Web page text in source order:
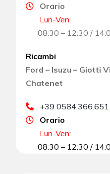
Orario
Lun-Ven:
08:30 – 12:30 /
Ricambi
Ford – Isuzu – Giotti
Chatenet
+39 0584.366.651
Orario
Lun-Ven:
08:30 – 12:30 /